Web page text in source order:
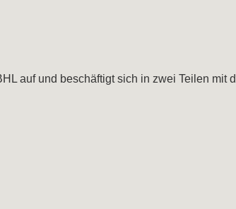
auf und beschäftigt sich in zwei Teilen mit